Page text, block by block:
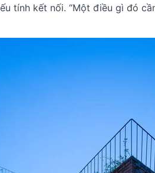
tính kết nối. “Một điều gì đó